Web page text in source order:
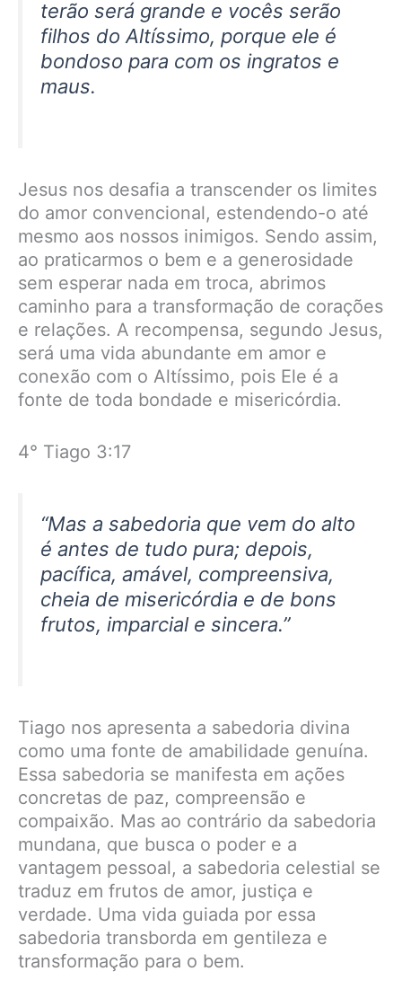
terão será grande e vocês serão
filhos do Altíssimo, porque ele é
bondoso para com os ingratos e
maus.
Jesus nos desafia a transcender os limites
do amor convencional, estendendo-o até
mesmo aos nossos inimigos. Sendo assim,
ao praticarmos o bem e a generosidade
sem esperar nada em troca, abrimos
caminho para a transformação de corações
e relações. A recompensa, segundo Jesus,
será uma vida abundante em amor e
conexão com o Altíssimo, pois Ele é a
fonte de toda bondade e misericórdia.
4° Tiago 3:17
“Mas a sabedoria que vem do alto
é antes de tudo pura; depois,
pacífica, amável, compreensiva,
cheia de misericórdia e de bons
frutos, imparcial e sincera.”
Tiago nos apresenta a sabedoria divina
como uma fonte de amabilidade genuína.
Essa sabedoria se manifesta em ações
concretas de paz, compreensão e
compaixão. Mas ao contrário da sabedoria
mundana, que busca o poder e a
vantagem pessoal, a sabedoria celestial se
traduz em frutos de amor, justiça e
verdade. Uma vida guiada por essa
sabedoria transborda em gentileza e
transformação para o bem.